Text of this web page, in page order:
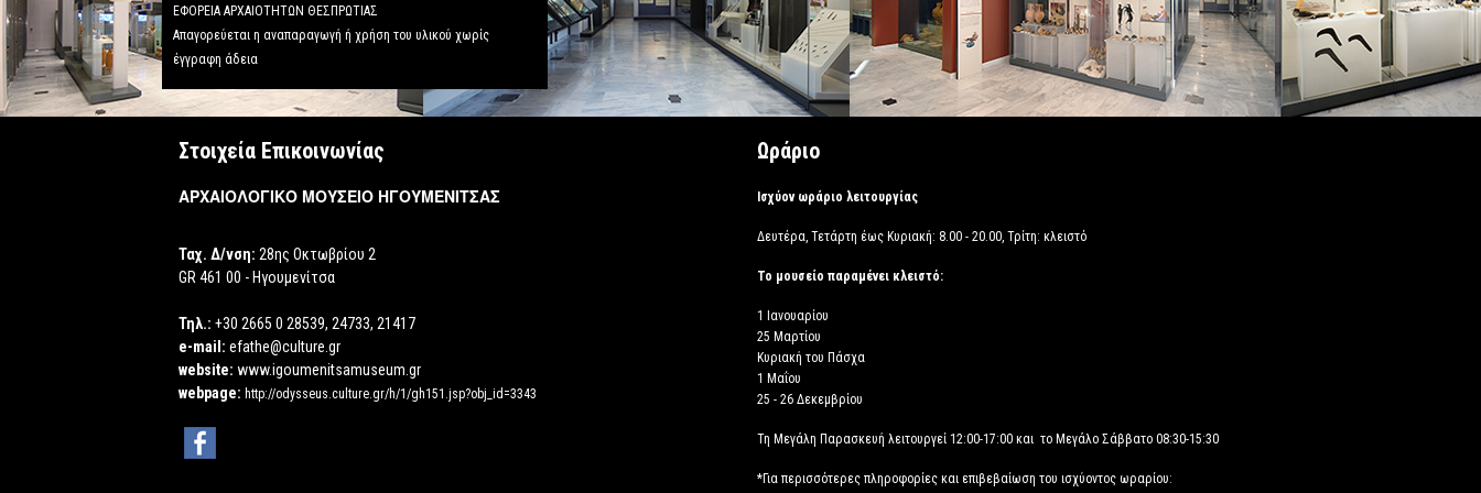
ΕΦΟΡΕΙΑ ΑΡΧΑΙΟΤΗΤΩΝ ΘΕΣΠΡΩΤΙΑΣ
Απαγορεύεται η αναπαραγωγή ή χρήση του υλικού χωρίς
έγγραφη άδεια
Στοιχεία Επικοινωνίας
ΑΡΧΑΙΟΛΟΓΙΚΟ ΜΟΥΣΕΙΟ ΗΓΟΥΜΕΝΙΤΣΑΣ
Ταχ. Δ/νση: 28ης Οκτωβρίου 2
GR 461 00 - Ηγουμενίτσα
Τηλ.: +30 2665 0 28539, 24733, 21417
e-mail: efathe@culture.gr
website: www.igoumenitsamuseum.gr
webpage: http://odysseus.culture.gr/h/1/gh151.jsp?obj_id=3343
Ωράριο
Ισχύον ωράριο λειτουργίας
Δευτέρα, Τετάρτη έως Κυριακή: 8.00 - 20.00, Τρίτη: κλειστό
Το μουσείο παραμένει κλειστό:
1 Ιανουαρίου
25 Μαρτίου
Κυριακή του Πάσχα
1 Μαΐου
25 - 26 Δεκεμβρίου
Τη Μεγάλη Παρασκευή λειτουργεί 12:00-17:00 και το Μεγάλο Σάββατο 08:30-15:30
*Για περισσότερες πληροφορίες και επιβεβαίωση του ισχύοντος ωραρίου: